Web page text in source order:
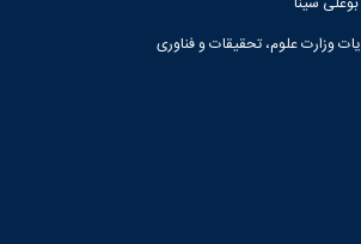
وزارت علوم، تحقیقات و فناوری